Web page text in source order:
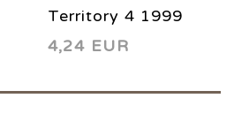
Territory 4 1999
4,24 EUR